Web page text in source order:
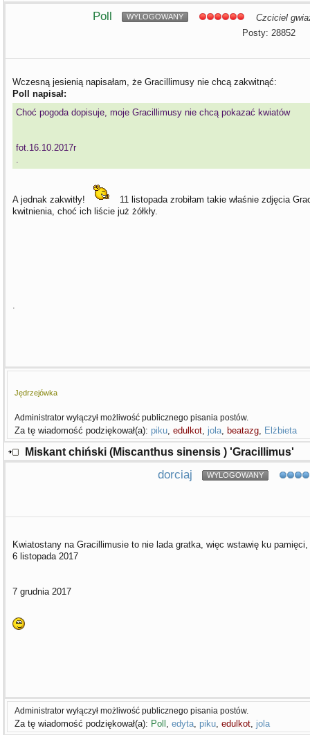
Poll WYLOGOWANY
Czciciel
Posty: 28852
Wczesną jesienią napisałam, że Gracillimusy nie chcą zakwitnąć:
Poll napisał:
Choć pogoda dopisuje, moje Gracillimusy nie chcą pokazać kwiatów
fot.16.10.2017r
A jednak zakwitły!
11 listopada zrobiłam takie właśnie zdjęcia
kwitnienia, choć ich liście już żółkły.
Jędrzejówka
Administrator wyłączył możliwość publicznego pisania postów.
Za tę wiadomość podziękował(a): piku edulkot jola beatazg Elżbieta
Miskant chiński (Miscanthus sinensis ) 'Gracillimus'
dorciaj WYLOGOWANY
Kwiatostany na Gracillimusie to nie lada gratka, więc wstawię ku
6 listopada 2017
7 grudnia 2017
Administrator wyłączył możliwość publicznego pisania postów.
Za tę wiadomość podziękował(a): Poll edyta piku edulkot jola